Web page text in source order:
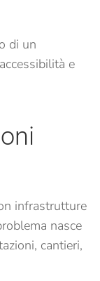
di un
e
infrastrutture
nasce
cantieri,